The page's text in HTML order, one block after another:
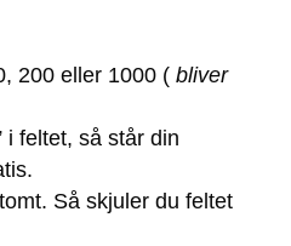
200 eller 1000 (bliver
i feltet, så står din
Så skjuler du feltet